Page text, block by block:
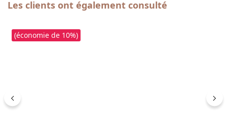
Ignorer la galerie de produits
Les clients ont également consulté
(économie de 10%)